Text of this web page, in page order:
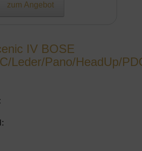
zum Angebot
IV BOSE
Leder/Pano/HeadUp/